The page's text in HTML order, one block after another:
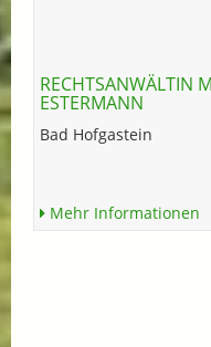
RECHTSANWÄLTIN
ESTERMANN
Bad Hofgastein
Mehr Informationen